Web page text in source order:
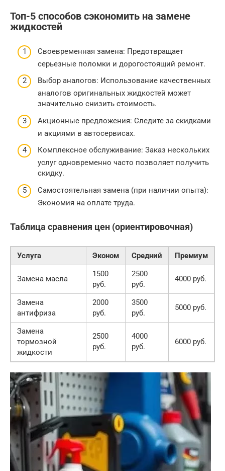
Топ-5 способов сэкономить на замене
жидкостей
Своевременная замена: Предотвращает
серьезные поломки и дорогостоящий ремонт.
Выбор аналогов: Использование качественных
аналогов оригинальных жидкостей может
значительно снизить стоимость.
Акционные предложения: Следите за скидками
и акциями в автосервисах.
Комплексное обслуживание: Заказ нескольких
услуг одновременно часто позволяет получить
скидку.
Самостоятельная замена (при наличии опыта):
Экономия на оплате труда.
Таблица сравнения цен (ориентировочная)
Услуга Эконом Средний Премиум
Замена масла
1500
руб.
2500
руб.
4000 руб.
Замена
антифриза
2000
руб.
3500
руб.
5000 руб.
Замена
тормозной
жидкости
2500
руб.
4000
руб.
6000 руб.